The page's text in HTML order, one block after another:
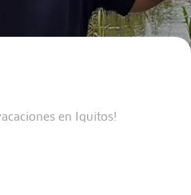
en Iquitos!